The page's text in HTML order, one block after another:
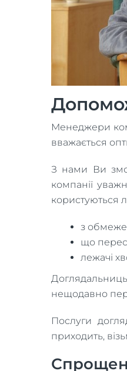
Менеджери
вважається
З нами Ви
компанії
користуються
з
що
лежачі
нещодавно
Послуги
приходить,